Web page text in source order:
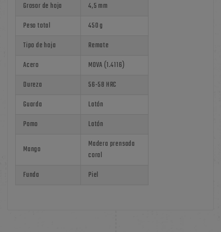
Grosor de hoja
4,5 mm
Peso total
450 g
Tipo de hoja
Remate
Acero
MOVA (1.4116)
Dureza
56-58 HRC
Guarda
Latón
Pomo
Latón
Mango
Madera prensada
coral
Funda
Piel